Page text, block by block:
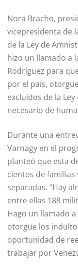
Nora Bracho,
vicepresidenta de
de la Ley de
hizo un llamado a
Rodríguez para
por el país,
excluidos de la
necesario de
Durante una
Varnagy en el
planteó que esta
cientos de familias
separadas. “Hay
entre ellas 188
Hago un llamado
otorgue los
oportunidad de
trabajar por